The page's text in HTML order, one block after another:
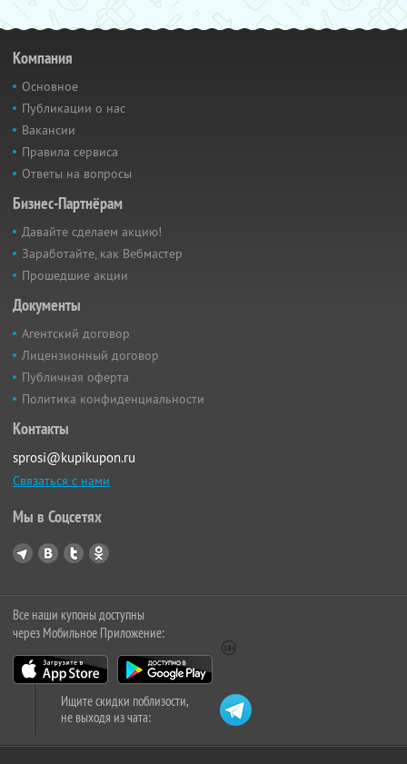
Компания
Основное
Публикации о нас
Вакансии
Правила сервиса
Ответы на вопросы
Бизнес-Партнёрам
Давайте сделаем акцию!
Заработайте, как Вебмастер
Прошедшие акции
Документы
Агентский договор
Лицензионный договор
Публичная оферта
Политика конфиденциальности
Контакты
sprosi@kupikupon.ru
Связаться с нами
Мы в Соцсетях
Все наши купоны доступны
через Мобильное Приложение:
Ищите скидки поблизости,
не выходя из чата: